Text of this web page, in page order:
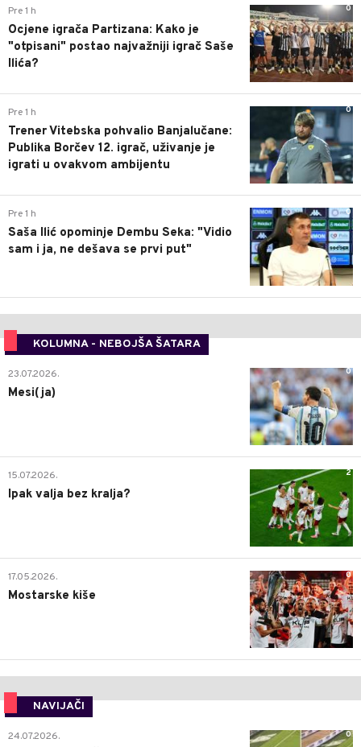
0
Pre 1 h
Ocjene igrača Partizana: Kako je
"otpisani" postao najvažniji igrač Saše
Ilića?
0
Pre 1 h
Trener Vitebska pohvalio Banjalučane:
Publika Borčev 12. igrač, uživanje je
igrati u ovakvom ambijentu
0
Pre 1 h
Saša Ilić opominje Dembu Seka: "Vidio
sam i ja, ne dešava se prvi put"
KOLUMNA - NEBOJŠA ŠATARA
0
23.07.2026.
Mesi(ja)
2
15.07.2026.
Ipak valja bez kralja?
0
17.05.2026.
Mostarske kiše
NAVIJAČI
0
24.07.2026.